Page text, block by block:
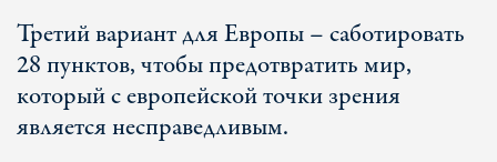
Третий вариант для Европы – саботировать
28 пунктов, чтобы предотвратить мир,
который с европейской точки зрения
является несправедливым.